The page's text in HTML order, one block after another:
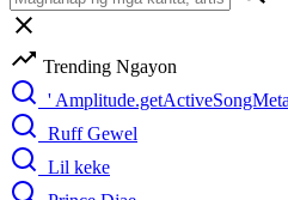
Trending Ngayon
'
Ruff Gewel
Lil keke